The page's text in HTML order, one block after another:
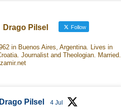
Drago Pilsel Follow
in Buenos Aires, Argentina. Lives in
Journalist and Theologian. Married.
Drago Pilsel 4 Jul